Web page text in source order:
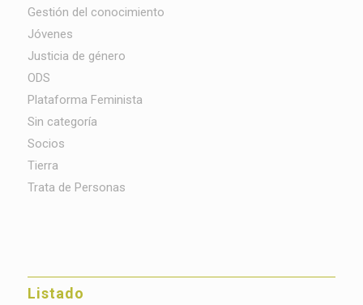
Gestión del conocimiento
Jóvenes
Justicia de género
ODS
Plataforma Feminista
Sin categoría
Socios
Tierra
Trata de Personas
Listado